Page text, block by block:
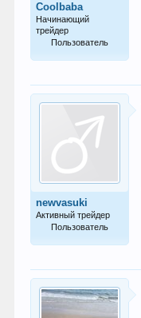
Coolbaba
Начинающий
трейдер
Пользователь
newvasuki
Активный трейдер
Пользователь